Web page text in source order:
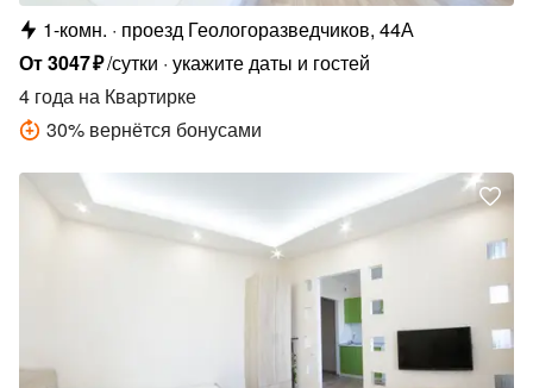
1-комн.
проезд Геологоразведчиков, 44А
От3047₽/сутки укажите даты и гостей
4 года на Квартирке
30% вернётся бонусами